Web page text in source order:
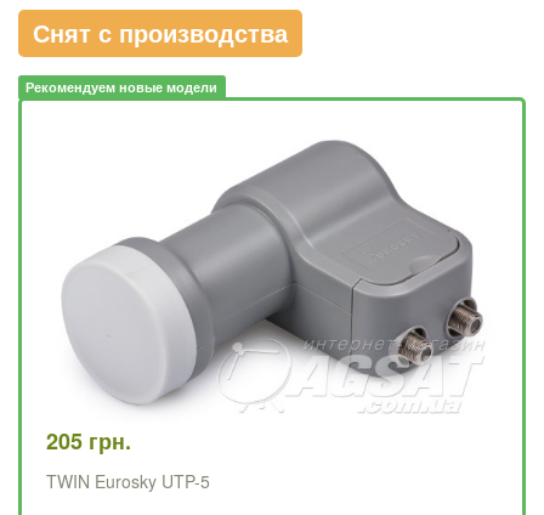
Снят с производства
Рекомендуем новые модели
205 грн.
TWIN Eurosky UTP-5